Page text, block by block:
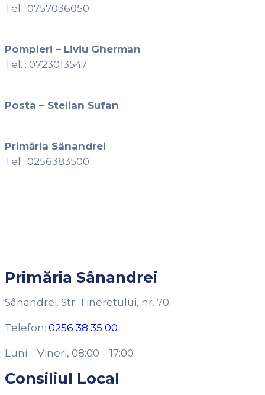
Tel : 0757036050
Pompieri – Liviu Gherman
Tel. : 0723013547
Posta – Stelian Sufan
Primăria Sânandrei
Tel : 0256383500
Primăria Sânandrei
Sânandrei. Str. Tineretului, nr. 70
Telefon: 0256 38 35 00
Luni – Vineri, 08:00 – 17:00
Consiliul Local